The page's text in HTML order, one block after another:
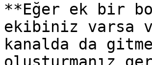
**Eğer ek bir
ekibiniz varsa
kanalda da